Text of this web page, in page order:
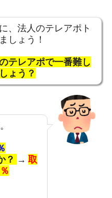
、法人のテレアポト
しょう！
テレアポで一番難し
ょう？
？ → 取